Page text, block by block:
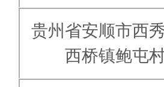
贵州省安顺市西
西桥镇鲍屯